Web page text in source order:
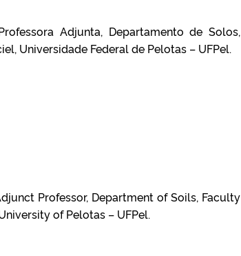
Adjunta, Departamento de Solos,
Universidade Federal de Pelotas – UFPel.
Professor, Department of Soils, Faculty
of Pelotas – UFPel.